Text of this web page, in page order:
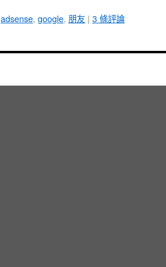
adsense, google, 朋友 | 3 條評論